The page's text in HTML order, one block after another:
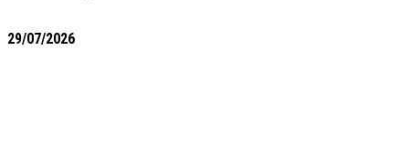
29/07/2026